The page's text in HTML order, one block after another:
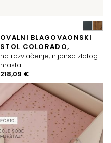
OVALNI BLAGOVAONSKI
STOL COLORADO,
na razvlačenje, nijansa zlatog
hrasta
218,09 €